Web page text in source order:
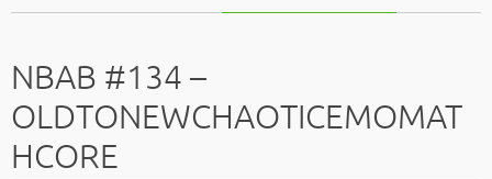
NBAB #134 –
OLDTONEWCHAOTICEMOMAT
HCORE